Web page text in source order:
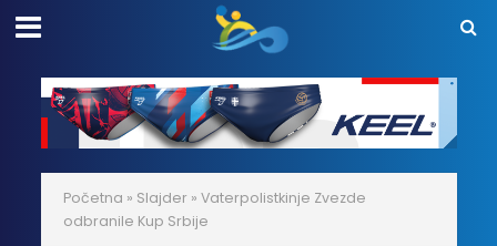
Početna » Slajder » Vaterpolistkinje Zvezde
odbranile Kup Srbije